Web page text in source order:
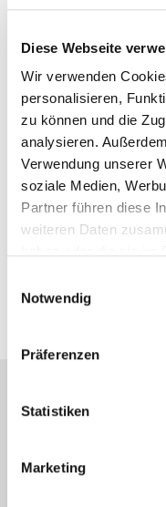
Diese Webseite
Wir verwenden
personalisieren,
zu können und die
analysieren.
Verwendung unserer
soziale Medien,
Partner führen diese
weiteren Daten
Notwendig
Präferenzen
Statistiken
Marketing
Herr Stephan Schick
Telefon: +49 6252
Telefax: 06252-